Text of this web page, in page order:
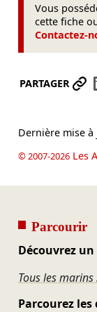
Vous
cette fiche
Contactez-
PARTAGER
Dernière mise
© 2007-2026Les
Parcourir
Découvrez
Tous les
Parcourez les